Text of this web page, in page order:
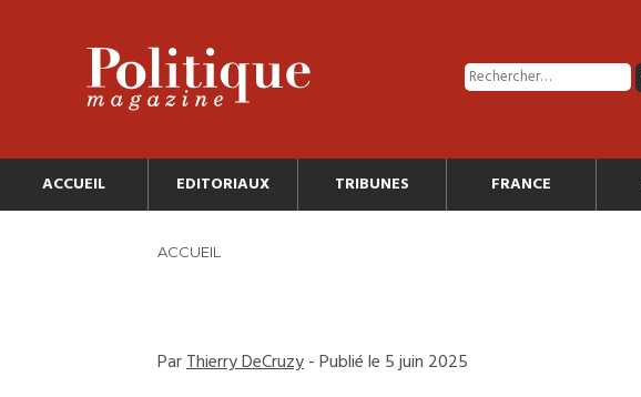
ACCUEIL EDITORIAUX TRIBUNES FRANCE
ACCUEIL
ParThierry DeCruzy- Publié le 5 juin 2025